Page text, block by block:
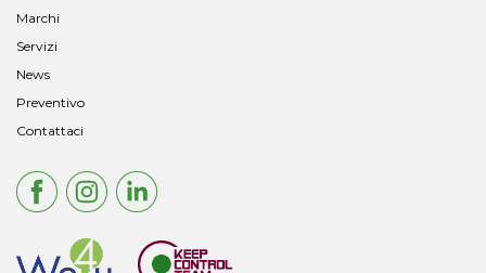
Marchi
Servizi
News
Preventivo
Contattaci